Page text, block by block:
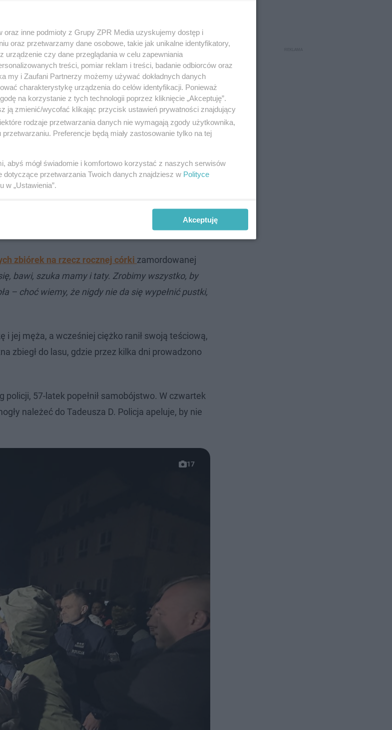
zbiórek na rzecz rocznej córki zamordowanej
bawi, szuka mamy i taty. Zrobimy wszystko, by
– choć wiemy, że nigdy nie da się wypełnić pustki,
i jej męża, a wcześniej ciężko ranił swoją teściową,
zbiegł do lasu, gdzie przez kilka dni prowadzono
57-latek popełnił samobójstwo. W czwartek
należeć do Tadeusza D. Policja apeluje, by nie
17
oraz inne podmioty z Grupy ZPR Media uzyskujemy dostęp i
oraz przetwarzamy dane osobowe, takie jak unikalne identyfikatory,
urządzenie czy dane przeglądania w celu zapewniania
treści, pomiar reklam i treści, badanie odbiorców oraz
my i Zaufani Partnerzy możemy używać dokładnych danych
charakterystykę urządzenia do celów identyfikacji. Ponieważ
na korzystanie z tych technologii poprzez kliknięcie „Akceptuję”.
ją zmienić/wycofać klikając przycisk ustawień prywatności znajdujący
rodzaje przetwarzania danych nie wymagają zgody użytkownika,
Preferencje będą miały zastosowanie tylko na tej
abyś mógł świadomie i komfortowo korzystać z naszych serwisów
dotyczące przetwarzania Twoich danych znajdziesz w Polityce
w „Ustawienia”.
Akceptuję